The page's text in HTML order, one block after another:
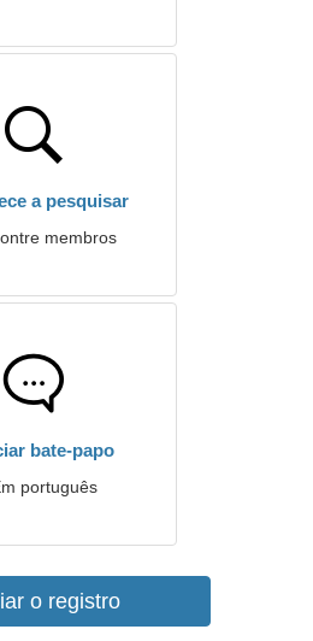
a pesquisar
membros
bate-papo
português
o registro